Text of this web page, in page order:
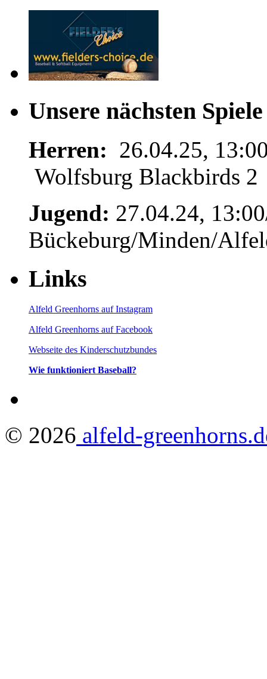
Unsere nächsten Spiele
Herren: 26.04.25,
Wolfsburg Blackbirds 2
Jugend: 27.04.24,
Bückeburg/Minden/
Links
Alfeld Greenhorns auf Instagram
Alfeld Greenhorns auf Facebook
Webseite des Kinderschutzbundes
Wie funktioniert Baseball?
© 2026 alfeld-